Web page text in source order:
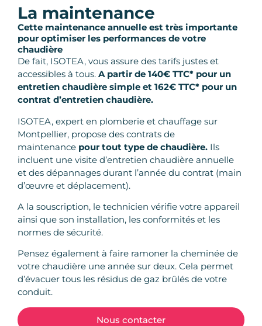
La maintenance
Cette maintenance annuelle est très importante
pour optimiser les performances de votre
chaudière
De fait, ISOTEA, vous assure des tarifs justes et
accessibles à tous. A partir de 140€ TTC* pour un
entretien chaudière simple et 162€ TTC* pour un
contrat d’entretien chaudière.
ISOTEA, expert en plomberie et chauffage sur
Montpellier, propose des contrats de
maintenance pour tout type de chaudière. Ils
incluent une visite d’entretien chaudière annuelle
et des dépannages durant l’année du contrat (main
d’œuvre et déplacement).
A la souscription, le technicien vérifie votre appareil
ainsi que son installation, les conformités et les
normes de sécurité.
Pensez également à faire ramoner la cheminée de
votre chaudière une année sur deux. Cela permet
d’évacuer tous les résidus de gaz brûlés de votre
conduit.
Nous contacter